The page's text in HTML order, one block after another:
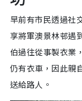
早前有市民透過社
享將軍澳景林邨遇
伯過往從事製衣業
仍有衣車，因此親
送給路人。